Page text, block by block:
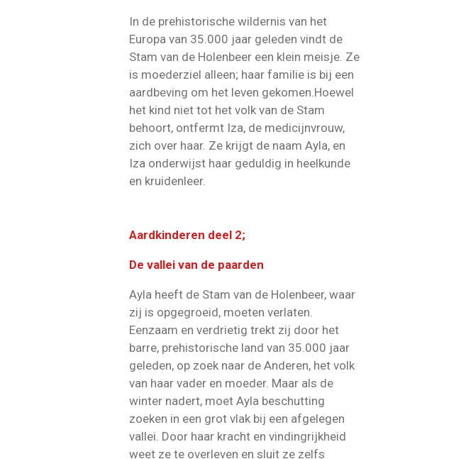
In de prehistorische wildernis van het
Europa van 35.000 jaar geleden vindt de
Stam van de Holenbeer een klein meisje. Ze
is moederziel alleen; haar familie is bij een
aardbeving om het leven gekomen.Hoewel
het kind niet tot het volk van de Stam
behoort, ontfermt Iza, de medicijnvrouw,
zich over haar. Ze krijgt de naam Ayla, en
Iza onderwijst haar geduldig in heelkunde
en kruidenleer.
Aardkinderen deel 2;
De vallei van de paarden
Ayla heeft de Stam van de Holenbeer, waar
zij is opgegroeid, moeten verlaten.
Eenzaam en verdrietig trekt zij door het
barre, prehistorische land van 35.000 jaar
geleden, op zoek naar de Anderen, het volk
van haar vader en moeder. Maar als de
winter nadert, moet Ayla beschutting
zoeken in een grot vlak bij een afgelegen
vallei. Door haar kracht en vindingrijkheid
weet ze te overleven en sluit ze zelfs